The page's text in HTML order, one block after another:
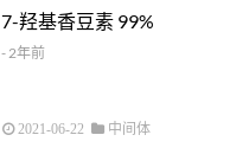
7-羟基香豆素 99%
- 2年前
2021-06-22 中间体